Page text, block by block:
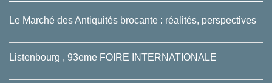
Le Marché des Antiquités brocante : réalités, perspectives
Listenbourg , 93eme FOIRE INTERNATIONALE